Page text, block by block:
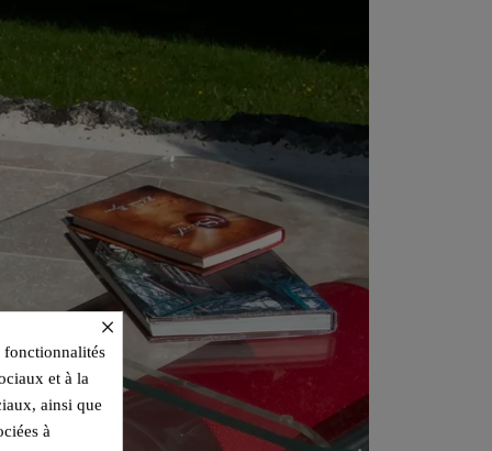
×
fonctionnalités
et à la
ainsi que
à